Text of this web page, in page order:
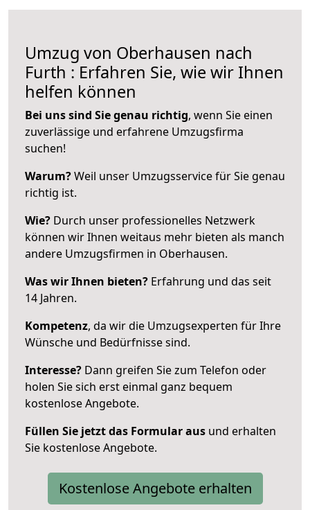
Umzug von Oberhausen nach
Furth : Erfahren Sie, wie wir Ihnen
helfen können
Bei uns sind Sie genau richtig, wenn Sie einen
zuverlässige und erfahrene Umzugsfirma
suchen!
Warum?Weil unser Umzugsservice für Sie genau
richtig ist.
Wie? Durch unser professionelles Netzwerk
können wir Ihnen weitaus mehr bieten als manch
andere Umzugsfirmen in Oberhausen.
Was wir Ihnen bieten? Erfahrung und das seit
14 Jahren.
Kompetenz, da wir die Umzugsexperten für Ihre
Wünsche und Bedürfnisse sind.
Interesse? Dann greifen Sie zum Telefon oder
holen Sie sich erst einmal ganz bequem
kostenlose Angebote.
Füllen Sie jetzt das Formular aus und erhalten
Sie kostenlose Angebote.
Kostenlose Angebote erhalten